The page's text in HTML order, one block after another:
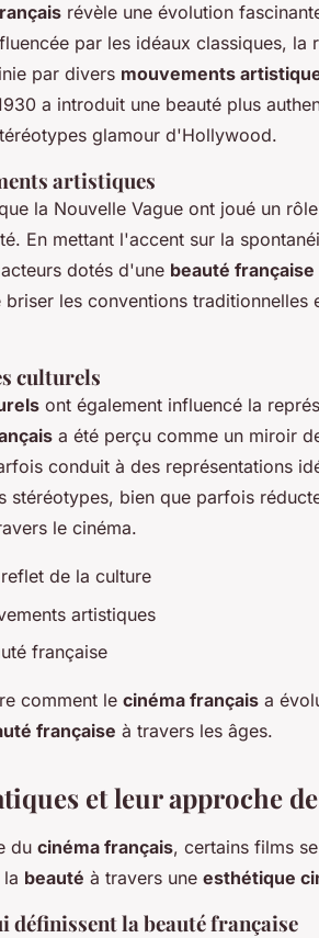
révèle une évolution
par les idéaux classiques, la
par divers mouvements
a introduit une beauté plus
glamour d'Hollywood.
artistiques
la Nouvelle Vague ont joué un
En mettant l'accent sur la
dotés d'une beauté française
les conventions traditionnelles
culturels
ont également influencé la
a été perçu comme un miroir
conduit à des représentations
stéréotypes, bien que parfois
le cinéma.
de la culture
artistiques
française
comment le cinéma français a
française à travers les âges.
et leur approche
du cinéma français, certains films
beauté à travers une esthétique
définissent la beauté française